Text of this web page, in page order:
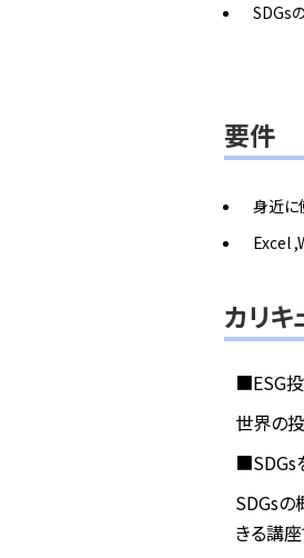
SDGs
要件
身近に
Excel
カリキ
■ESG投
世界の
■SDGs
SDGsの
きる講座